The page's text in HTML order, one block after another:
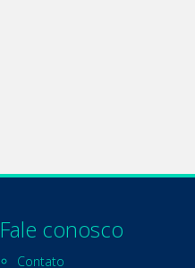
Fale conosco
Contato